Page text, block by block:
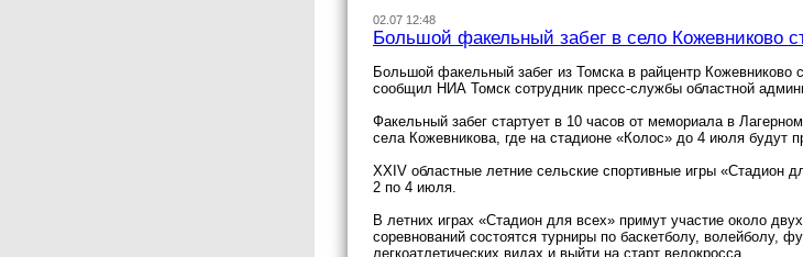
02.07 12:48
Большой факельный забег в село Кожевниково
Большой факельный забег из Томска в райцентр Кожевниково
сообщил НИА Томск сотрудник пресс-службы областной
Факельный забег стартует в 10 часов от мемориала в
села Кожевникова, где на стадионе «Колос» до 4 июля будут
XXIV областные летние сельские спортивные игры
2 по 4 июля.
В летних играх «Стадион для всех» примут участие около
соревнований состоятся турниры по баскетболу, волейболу,
легкоатлетических видах и выйти на старт велокросса.